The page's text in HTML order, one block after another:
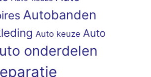
Autobanden
Auto keuze Auto
onderdelen